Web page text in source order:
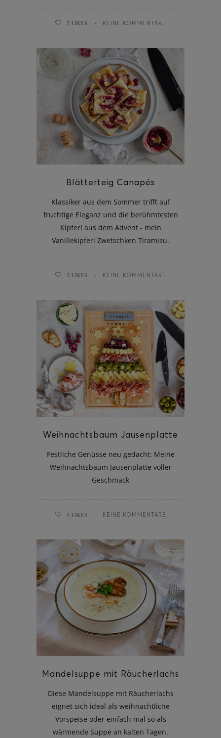
5 LIKES KEINE KOMMENTARE
Blätterteig Canapés
Klassiker aus dem Sommer trifft auf
fruchtige Eleganz und die berühmtesten
Kipferl aus dem Advent - mein
Vanillekipferl Zwetschken Tiramisu.
5 LIKES KEINE KOMMENTARE
Weihnachtsbaum Jausenplatte
Festliche Genüsse neu gedacht: Meine
Weihnachtsbaum Jausenplatte voller
Geschmack
5 LIKES KEINE KOMMENTARE
Mandelsuppe mit Räucherlachs
Diese Mandelsuppe mit Räucherlachs
eignet sich ideal als weihnachtliche
Vorspeise oder einfach mal so als
wärmende Suppe an kalten Tagen.